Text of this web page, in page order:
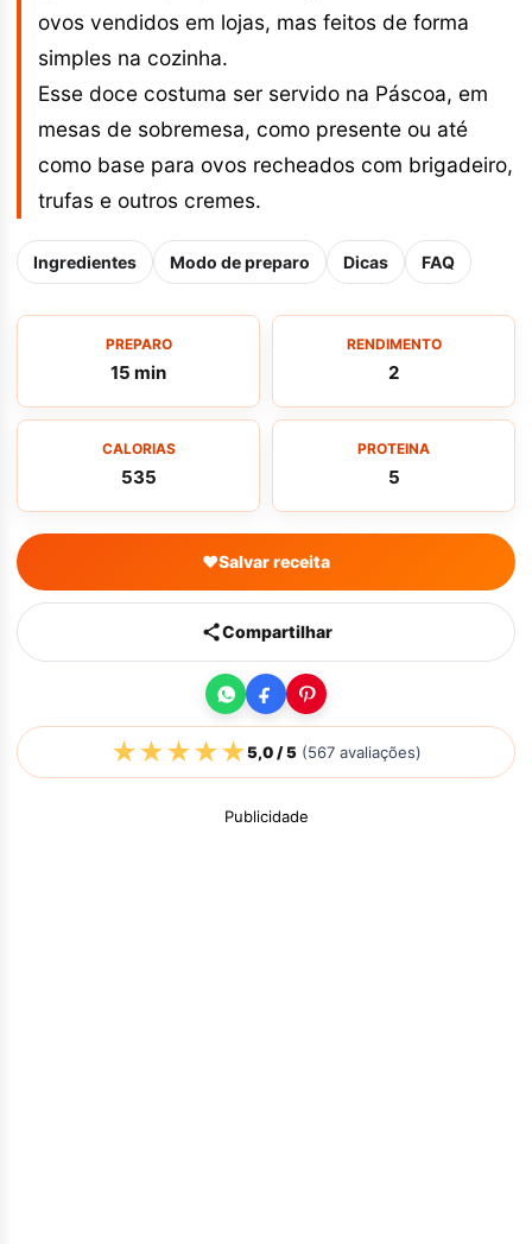
ovos vendidos em lojas, mas feitos de forma
simples na cozinha.
Esse doce costuma ser servido na Páscoa, em
mesas de sobremesa, como presente ou até
como base para ovos recheados com brigadeiro,
trufas e outros cremes.
Ingredientes Modo de preparo Dicas FAQ
PREPARO
15 min
RENDIMENTO
2
CALORIAS
535
PROTEINA
5
♥Salvar receita
Compartilhar
★★★★★5,0/ 5 (567 avaliações)
Publicidade